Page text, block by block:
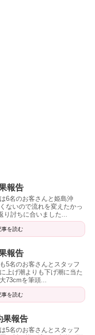
報告
6名のお客さんと姫島沖
ないので流れを変えたかっ
り討ちに合いました...
事を読む
報告
5名のお客さんとスタッフ
上げ潮よりも下げ潮に当た
73cmを筆頭...
事を読む
果報告
5名のお客さんとスタッフ